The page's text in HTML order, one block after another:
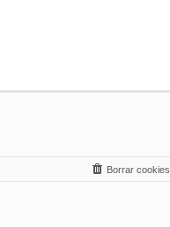
Borrar cookies